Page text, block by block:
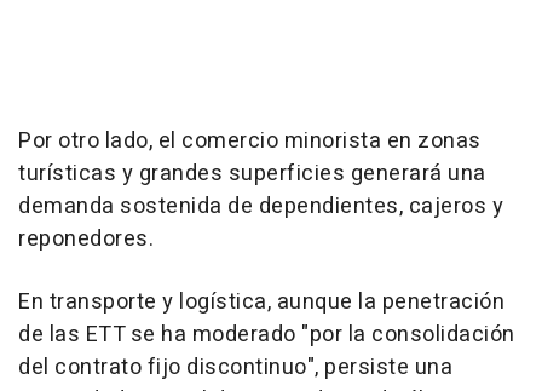
Por otro lado, el comercio minorista en zonas
turísticas y grandes superficies generará una
demanda sostenida de dependientes, cajeros y
reponedores.
En transporte y logística, aunque la penetración
de las ETT se ha moderado "por la consolidación
del contrato fijo discontinuo", persiste una